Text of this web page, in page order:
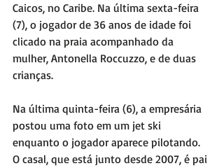
Caicos, no Caribe. Na última sexta-feira
(7), o jogador de 36 anos de idade foi
clicado na praia acompanhado da
mulher, Antonella Roccuzzo, e de duas
crianças.
Na última quinta-feira (6), a empresária
postou uma foto em um jet ski
enquanto o jogador aparece pilotando.
O casal, que está junto desde 2007, é pai